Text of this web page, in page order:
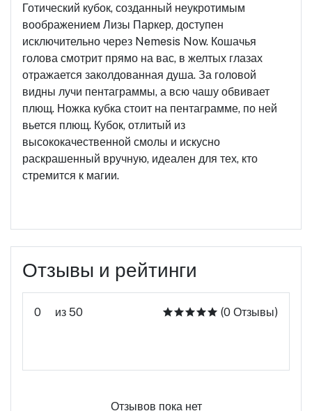
Готический кубок, созданный неукротимым
воображением Лизы Паркер, доступен
исключительно через Nemesis Now. Кошачья
голова смотрит прямо на вас, в желтых глазах
отражается заколдованная душа. За головой
видны лучи пентаграммы, а всю чашу обвивает
плющ. Ножка кубка стоит на пентаграмме, по ней
вьется плющ. Кубок, отлитый из
высококачественной смолы и искусно
раскрашенный вручную, идеален для тех, кто
стремится к магии.
Отзывы и рейтинги
0 из 50 (0 Отзывы)
Отзывов пока нет